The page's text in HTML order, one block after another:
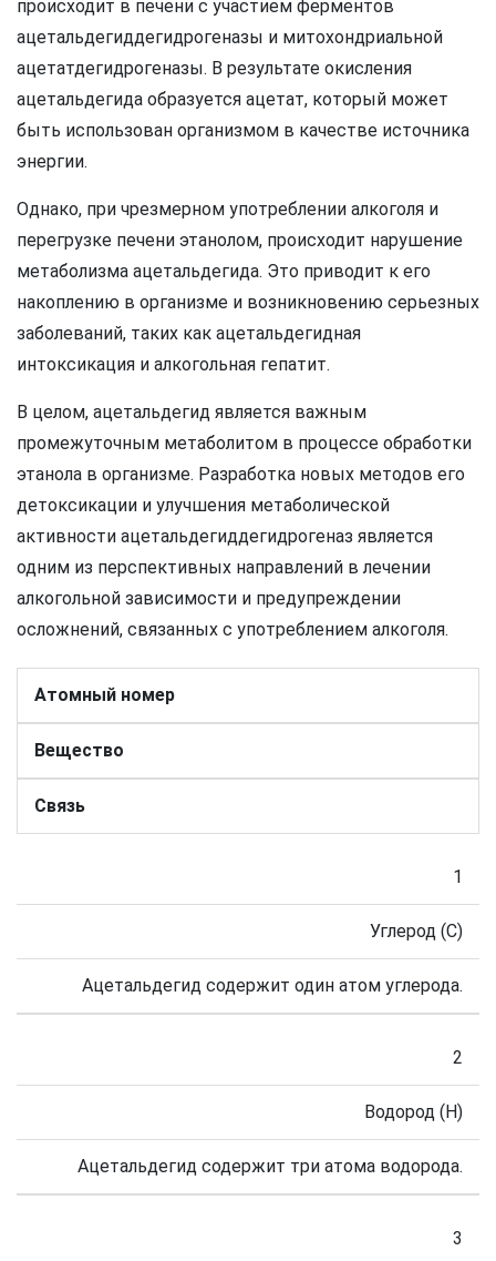
происходит в печени с участием ферментов
ацетальдегиддегидрогеназы и митохондриальной
ацетатдегидрогеназы. В результате окисления
ацетальдегида образуется ацетат, который может
быть использован организмом в качестве источника
энергии.
Однако, при чрезмерном употреблении алкоголя и
перегрузке печени этанолом, происходит нарушение
метаболизма ацетальдегида. Это приводит к его
накоплению в организме и возникновению серьезных
заболеваний, таких как ацетальдегидная
интоксикация и алкогольная гепатит.
В целом, ацетальдегид является важным
промежуточным метаболитом в процессе обработки
этанола в организме. Разработка новых методов его
детоксикации и улучшения метаболической
активности ацетальдегиддегидрогеназ является
одним из перспективных направлений в лечении
алкогольной зависимости и предупреждении
осложнений, связанных с употреблением алкоголя.
Атомный номер
Вещество
Связь
1
Углерод (C)
Ацетальдегид содержит один атом углерода.
2
Водород (H)
Ацетальдегид содержит три атома водорода.
3